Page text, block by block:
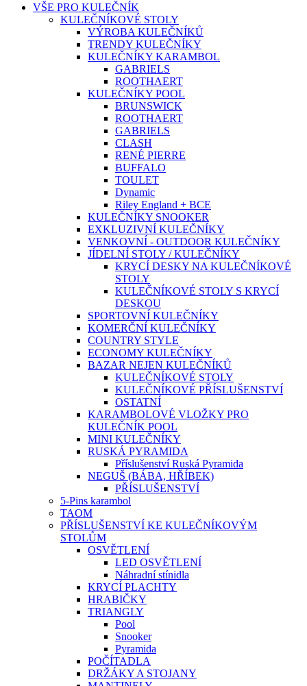
VŠE PRO KULEČNÍK
KULEČNÍKOVÉ STOLY
VÝROBA KULEČNÍKŮ
TRENDY KULEČNÍKY
KULEČNÍKY KARAMBOL
GABRIELS
ROOTHAERT
KULEČNÍKY POOL
BRUNSWICK
ROOTHAERT
GABRIELS
CLASH
RENÉ PIERRE
BUFFALO
TOULET
Dynamic
Riley England + BCE
KULEČNÍKY SNOOKER
EXKLUZIVNÍ KULEČNÍKY
VENKOVNÍ - OUTDOOR KULEČNÍKY
JÍDELNÍ STOLY / KULEČNÍKY
KRYCÍ DESKY NA KULEČNÍKOVÉ
STOLY
KULEČNÍKOVÉ STOLY S KRYCÍ
DESKOU
SPORTOVNÍ KULEČNÍKY
KOMERČNÍ KULEČNÍKY
COUNTRY STYLE
ECONOMY KULEČNÍKY
BAZAR NEJEN KULEČNÍKŮ
KULEČNÍKOVÉ STOLY
KULEČNÍKOVÉ PŘÍSLUŠENSTVÍ
OSTATNÍ
KARAMBOLOVÉ VLOŽKY PRO
KULEČNÍK POOL
MINI KULEČNÍKY
RUSKÁ PYRAMIDA
Příslušenství Ruská Pyramida
NEGUŠ (BÁBA, HŘÍBEK)
PŘÍSLUŠENSTVÍ
5-Pins karambol
TAOM
PŘÍSLUŠENSTVÍ KE KULEČNÍKOVÝM
STOLŮM
OSVĚTLENÍ
LED OSVĚTLENÍ
Náhradní stínidla
KRYCÍ PLACHTY
HRABIČKY
TRIANGLY
Pool
Snooker
Pyramida
POČÍTADLA
DRŽÁKY A STOJANY